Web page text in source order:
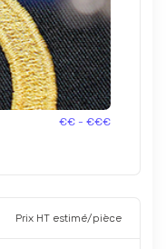
€€ - €€€
Prix HT estimé/pièce